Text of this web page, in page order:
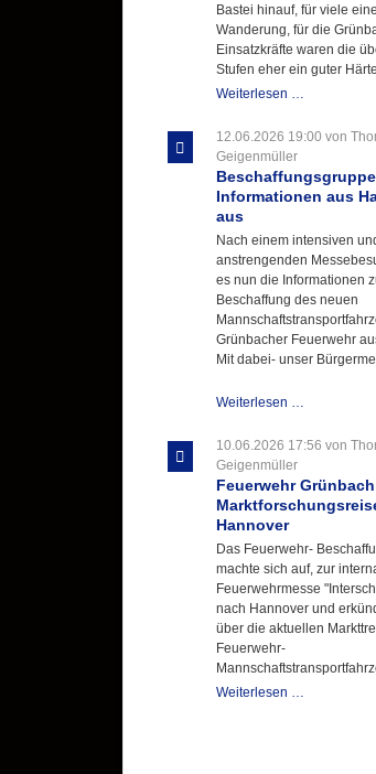
Bastei hinauf, für viele
Wanderung, für die
Einsatzkräfte waren die
Stufen eher ein guter
Weiterlesen …
ihre
12.06.2026 19:00 von
Geigenmüller
Informationen aus
aus
Nach einem intensiven
anstrengenden
es nun die Informationen
Beschaffung des neuen
Grünbacher Feuerwehr
Mit dabei- unser
Weiterlesen …
Hannover
aus
10.06.2026 17:56 von
Geigenmüller
Feuerwehr
Hannover
Das Feuerwehr-
machte sich auf, zur
Feuerwehrmesse
nach Hannover und
über die aktuellen
Feuerwehr-
Weiterlesen …